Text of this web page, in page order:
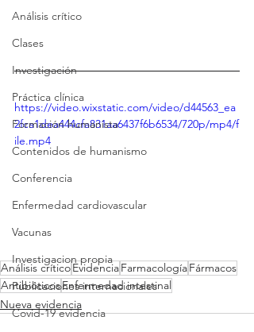
Análisis crítico
Clases
Investigación
Práctica clínica
Formación humanista
Contenidos de humanismo
Conferencia
Enfermedad cardiovascular
Vacunas
Investigacion propia
Publicaciones internacionales
Covid-19 evidencia
https://video.wixstatic.com/video/d44563_ea
2fca1dea444cfa831aa6437f6b6534/720p/mp4/f
ile.mp4
Análisis críticoEvidenciaFarmacologíaFármacos
AntibióticosEnfermedad intestinal
Nueva evidencia